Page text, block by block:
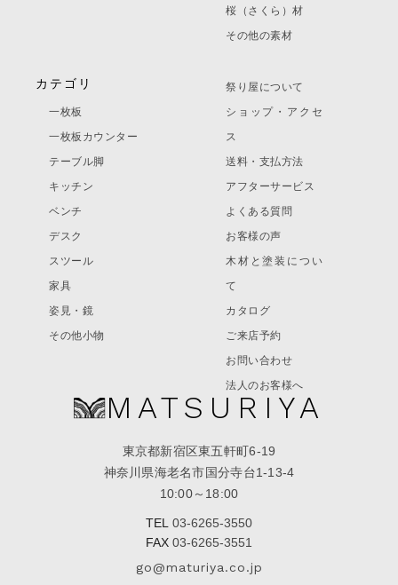
MATSURIYA
東京都新宿区東五軒町6-19
神奈川県海老名市国分寺台1-13-4
10:00～18:00
TEL 03-6265-3550
FAX 03-6265-3551
go@maturiya.co.jp
桜（さくら）材
その他の素材
カテゴリ
一枚板
一枚板カウンター
テーブル脚
キッチン
ベンチ
デスク
スツール
家具
姿見・鏡
その他小物
祭り屋について
ショップ・アクセ
ス
送料・支払方法
アフターサービス
よくある質問
お客様の声
木材と塗装につい
て
カタログ
ご来店予約
お問い合わせ
法人のお客様へ